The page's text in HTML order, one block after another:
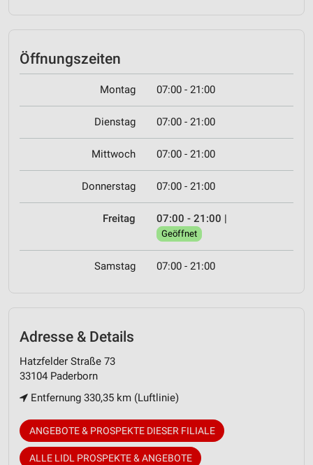
Öffnungszeiten
Montag 07:00 - 21:00
Dienstag 07:00 - 21:00
Mittwoch 07:00 - 21:00
Donnerstag 07:00 - 21:00
Freitag 07:00 - 21:00 |
Geöffnet
Samstag 07:00 - 21:00
Adresse & Details
Hatzfelder Straße 73
33104 Paderborn
Entfernung 330,35 km (Luftlinie)
ANGEBOTE & PROSPEKTE DIESER FILIALE
ALLE LIDL PROSPEKTE & ANGEBOTE